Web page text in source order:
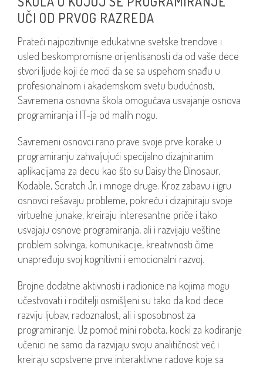
UČI OD PRVOG RAZREDA
Prateći najpozitivnije edukativne svetske trendove i
usled beskompromisne orijentisanosti da od vaše dece
stvori ljude koji će moći da se sa uspehom snađu u
profesionalnom i akademskom svetu budućnosti,
Savremena osnovna škola omogućava usvajanje osnova
programiranja i IT-ja od malih nogu.
Savremeni osnovci rano prave svoje prve korake u
programiranju zahvaljujući specijalno dizajniranim
aplikacijama za decu kao što su Daisy the Dinosaur,
Kodable, Scratch Jr. i mnoge druge. Kroz zabavu i igru
osnovci rešavaju probleme, pokreću i dizajniraju svoje
virtuelne junake, kreiraju interesantne priče i tako
usvajaju osnove programiranja, ali i razvijaju veštine
problem solvinga, komunikacije, kreativnosti čime
unapređuju svoj kognitivni i emocionalni razvoj.
Brojne dodatne aktivnosti i radionice na kojima mogu
učestvovati i roditelji osmišljeni su tako da kod dece
razviju ljubav, radoznalost, ali i sposobnost za
programiranje. Uz pomoć mini robota, kocki za kodiranje
učenici ne samo da razvijaju svoju analitičnost već i
kreiraju sopstvene prve interaktivne radove koje sa